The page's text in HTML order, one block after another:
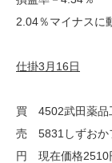
2.04％マイナスに
仕掛3月16日
買 4502武田薬
売 5831しずおか
円 現在価格2510